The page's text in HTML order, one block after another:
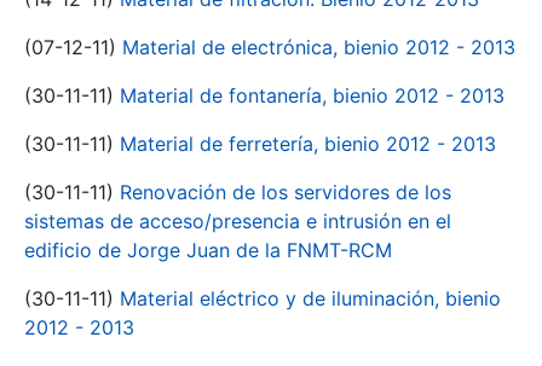
(07-12-11) Material de electrónica, bienio 2012 - 2013
(30-11-11) Material de fontanería, bienio 2012 - 2013
(30-11-11) Material de ferretería, bienio 2012 - 2013
(30-11-11) Renovación de los servidores de los
sistemas de acceso/presencia e intrusión en el
edificio de Jorge Juan de la FNMT-RCM
(30-11-11) Material eléctrico y de iluminación, bienio
2012 - 2013